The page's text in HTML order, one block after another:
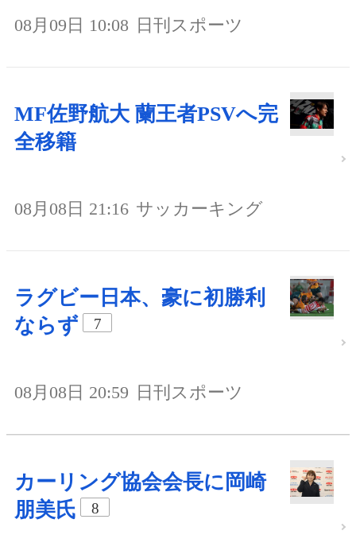
08月09日 10:08 日刊スポーツ
MF佐野航大 蘭王者PSVへ完
全移籍
08月08日 21:16 サッカーキング
ラグビー日本、豪に初勝利
ならず
7
08月08日 20:59 日刊スポーツ
カーリング協会会長に岡崎
朋美氏
8